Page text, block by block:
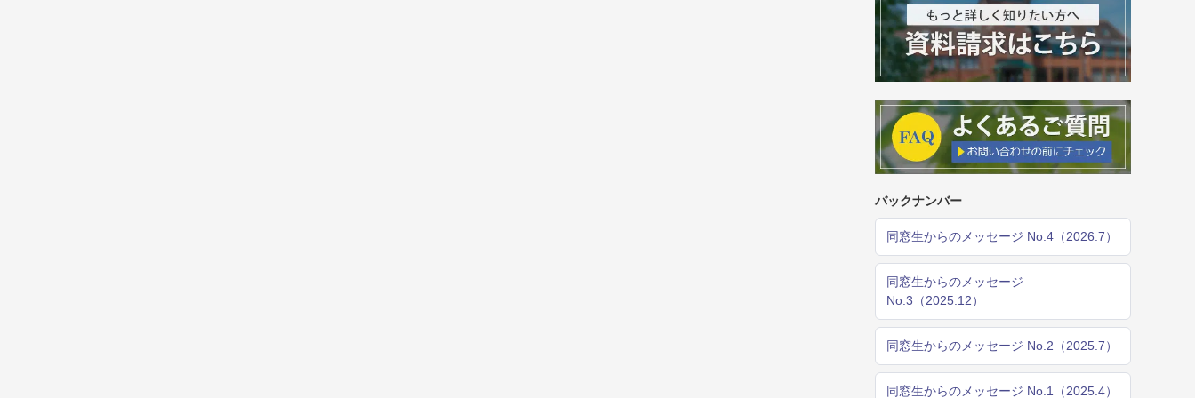
バックナンバー
同窓生からのメッセージ No.4（2026.7）
同窓生からのメッセージ
No.3（2025.12）
同窓生からのメッセージ No.2（2025.7）
同窓生からのメッセージ No.1（2025.4）